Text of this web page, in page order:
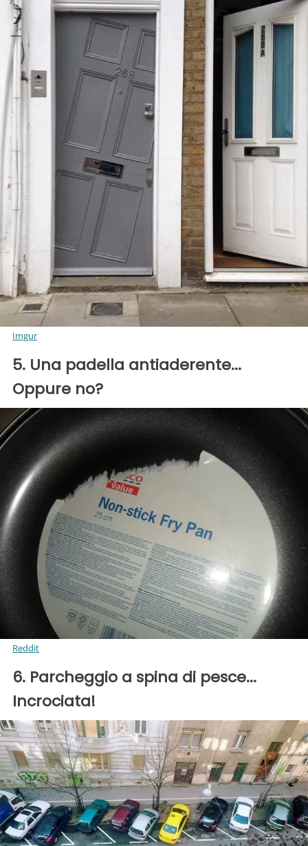
Imgur
5. Una padella antiaderente...
Oppure no?
Reddit
6. Parcheggio a spina di pesce...
Incrociata!